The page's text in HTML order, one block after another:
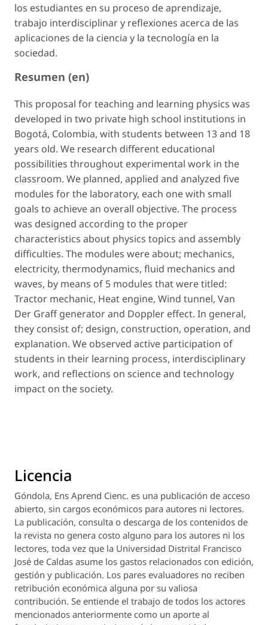
los estudiantes en su proceso de aprendizaje,
trabajo interdisciplinar y reflexiones acerca de las
aplicaciones de la ciencia y la tecnología en la
sociedad.
Resumen (en)
This proposal for teaching and learning physics was
developed in two private high school institutions in
Bogotá, Colombia, with students between 13 and 18
years old. We research different educational
possibilities throughout experimental work in the
classroom. We planned, applied and analyzed five
modules for the laboratory, each one with small
goals to achieve an overall objective. The process
was designed according to the proper
characteristics about physics topics and assembly
difficulties. The modules were about; mechanics,
electricity, thermodynamics, fluid mechanics and
waves, by means of 5 modules that were titled:
Tractor mechanic, Heat engine, Wind tunnel, Van
Der Graff generator and Doppler effect. In general,
they consist of; design, construction, operation, and
explanation. We observed active participation of
students in their learning process, interdisciplinary
work, and reflections on science and technology
impact on the society.
Licencia
Góndola, Ens Aprend Cienc. es una publicación de acceso
abierto, sin cargos económicos para autores ni lectores.
La publicación, consulta o descarga de los contenidos de
la revista no genera costo alguno para los autores ni los
lectores, toda vez que la Universidad Distrital Francisco
José de Caldas asume los gastos relacionados con edición,
gestión y publicación. Los pares evaluadores no reciben
retribución económica alguna por su valiosa
contribución. Se entiende el trabajo de todos los actores
mencionados anteriormente como un aporte al